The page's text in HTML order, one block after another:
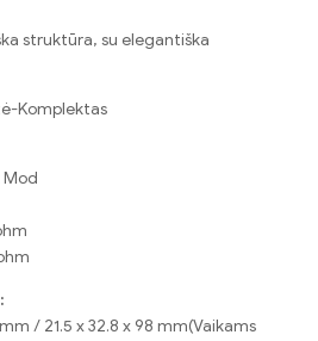
struktūra, su elegantiška
Komplektas
Mod
/ 21.5 x 32.8 x 98 mm(Vaikams